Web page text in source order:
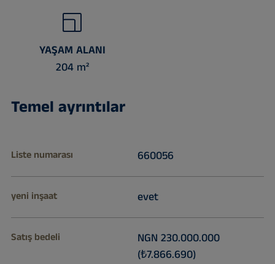
YAŞAM ALANI
204 m²
Temel ayrıntılar
Liste numarası 660056
yeni inşaat evet
Satış bedeli
NGN 230.000.000
(₺7.866.690)